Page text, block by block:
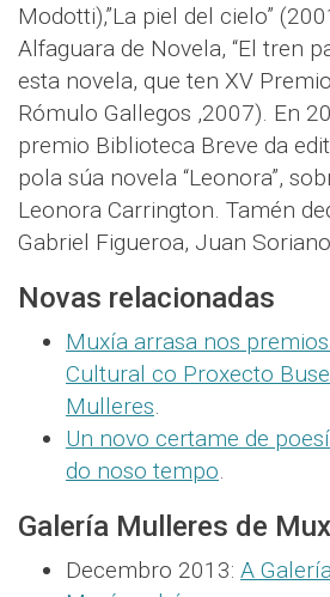
Modotti),”La piel del cielo”
Alfaguara de Novela, “El tren
esta novela, que ten XV
Rómulo Gallegos ,2007). En
premio Biblioteca Breve da
pola súa novela “Leonora”,
Leonora Carrington. Tamén
Gabriel Figueroa, Juan
Novas relacionadas
Muxía arrasa nos
Cultural co Proxecto
Mulleres.
Un novo certame de
do noso tempo.
Galería Mulleres de
Decembro 2013: A